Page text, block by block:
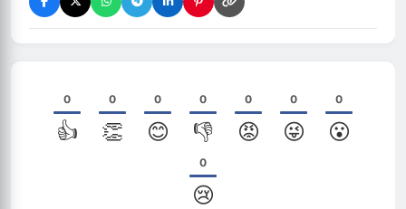
0
👍
0
👏
0
😊
0
👎
0
😡
0
😜
0
😮
0
😢